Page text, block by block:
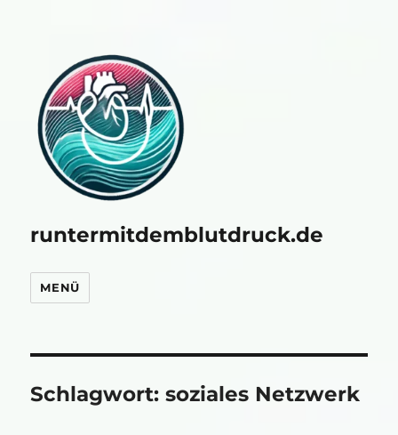
runtermitdemblutdruck.de
MENÜ
Schlagwort:soziales Netzwerk